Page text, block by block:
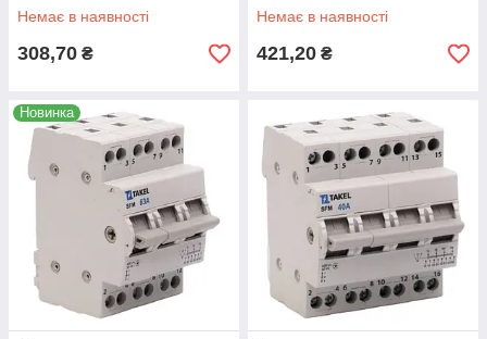
Немає в наявності
308,70 ₴
Немає в наявності
421,20 ₴
Новинка